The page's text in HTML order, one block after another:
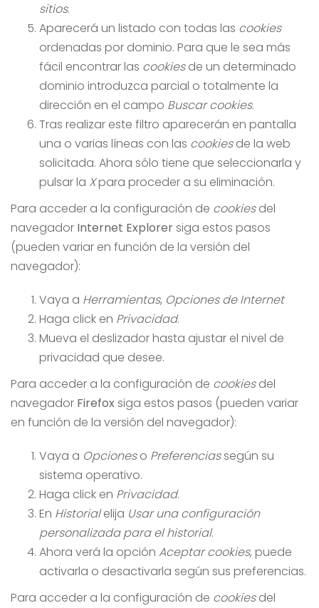
sitios.
Aparecerá un listado con todas las cookies
ordenadas por dominio. Para que le sea más
fácil encontrar las cookiesde un determinado
dominio introduzca parcial o totalmente la
dirección en el campo Buscar cookies.
Tras realizar este filtro aparecerán en pantalla
una o varias líneas con las cookiesde la web
solicitada. Ahora sólo tiene que seleccionarla y
pulsar la Xpara proceder a su eliminación.
Para acceder a la configuración de cookiesdel
navegador Internet Explorersiga estos pasos
(pueden variar en función de la versión del
navegador):
Vaya a Herramientas, Opciones de Internet
Haga click en Privacidad.
Mueva el deslizador hasta ajustar el nivel de
privacidad que desee.
Para acceder a la configuración de cookiesdel
navegador Firefoxsiga estos pasos (pueden variar
en función de la versión del navegador):
Vaya a Opcioneso Preferenciassegún su
sistema operativo.
Haga click en Privacidad.
En Historialelija Usar una configuración
personalizada para el historial.
Ahora verá la opción Aceptar cookies, puede
activarla o desactivarla según sus preferencias.
Para acceder a la configuración de cookiesdel